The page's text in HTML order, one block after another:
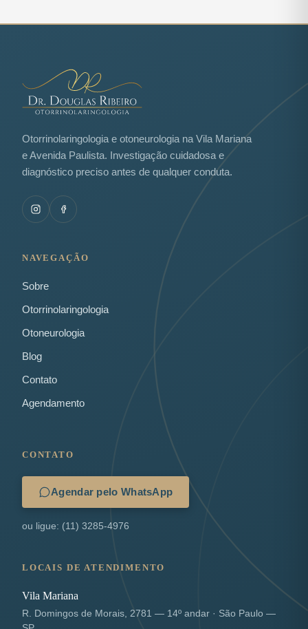
Otorrinolaringologia e otoneurologia na Vila Mariana
e Avenida Paulista. Investigação cuidadosa e
diagnóstico preciso antes de qualquer conduta.
NAVEGAÇÃO
Sobre
Otorrinolaringologia
Otoneurologia
Blog
Contato
Agendamento
CONTATO
Agendar pelo WhatsApp
ou ligue: (11) 3285-4976
LOCAIS DE ATENDIMENTO
Vila Mariana
R. Domingos de Morais, 2781 — 14º andar · São Paulo —